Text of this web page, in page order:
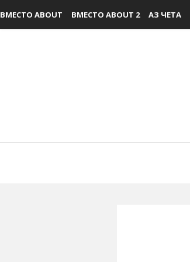
ВМЕСТО ABOUT ВМЕСТО ABOUT 2 АЗ ЧЕТА